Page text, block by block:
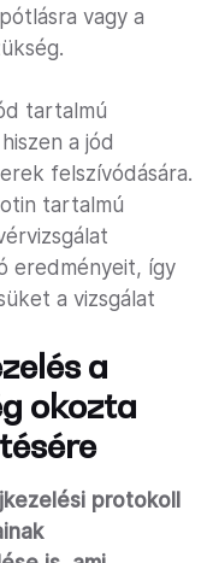
vagy a
tartalmú
a jód
felszívódására.
tartalmú
eredményeit, így
a vizsgálat
a
okozta
protokoll